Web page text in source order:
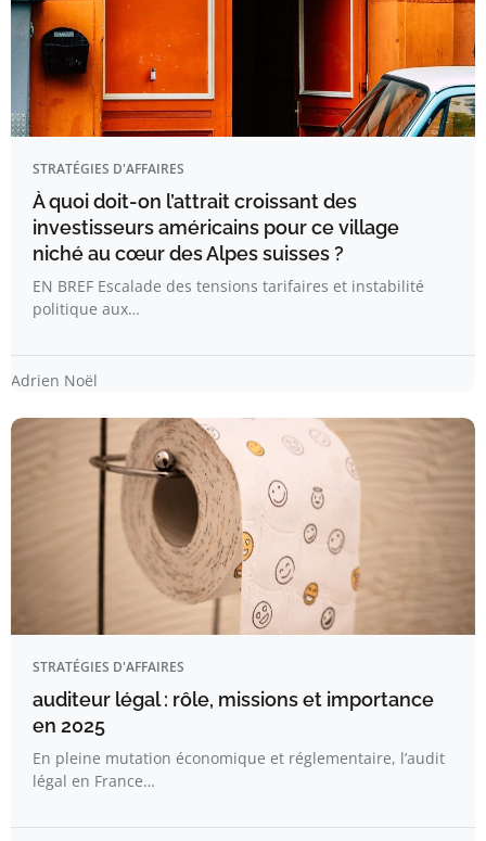
STRATÉGIES D'AFFAIRES
À quoi doit-on l’attrait croissant des
investisseurs américains pour ce village
niché au cœur des Alpes suisses ?
EN BREF Escalade des tensions tarifaires et instabilité
politique aux…
Adrien Noël
STRATÉGIES D'AFFAIRES
auditeur légal : rôle, missions et importance
en 2025
En pleine mutation économique et réglementaire, l’audit
légal en France…